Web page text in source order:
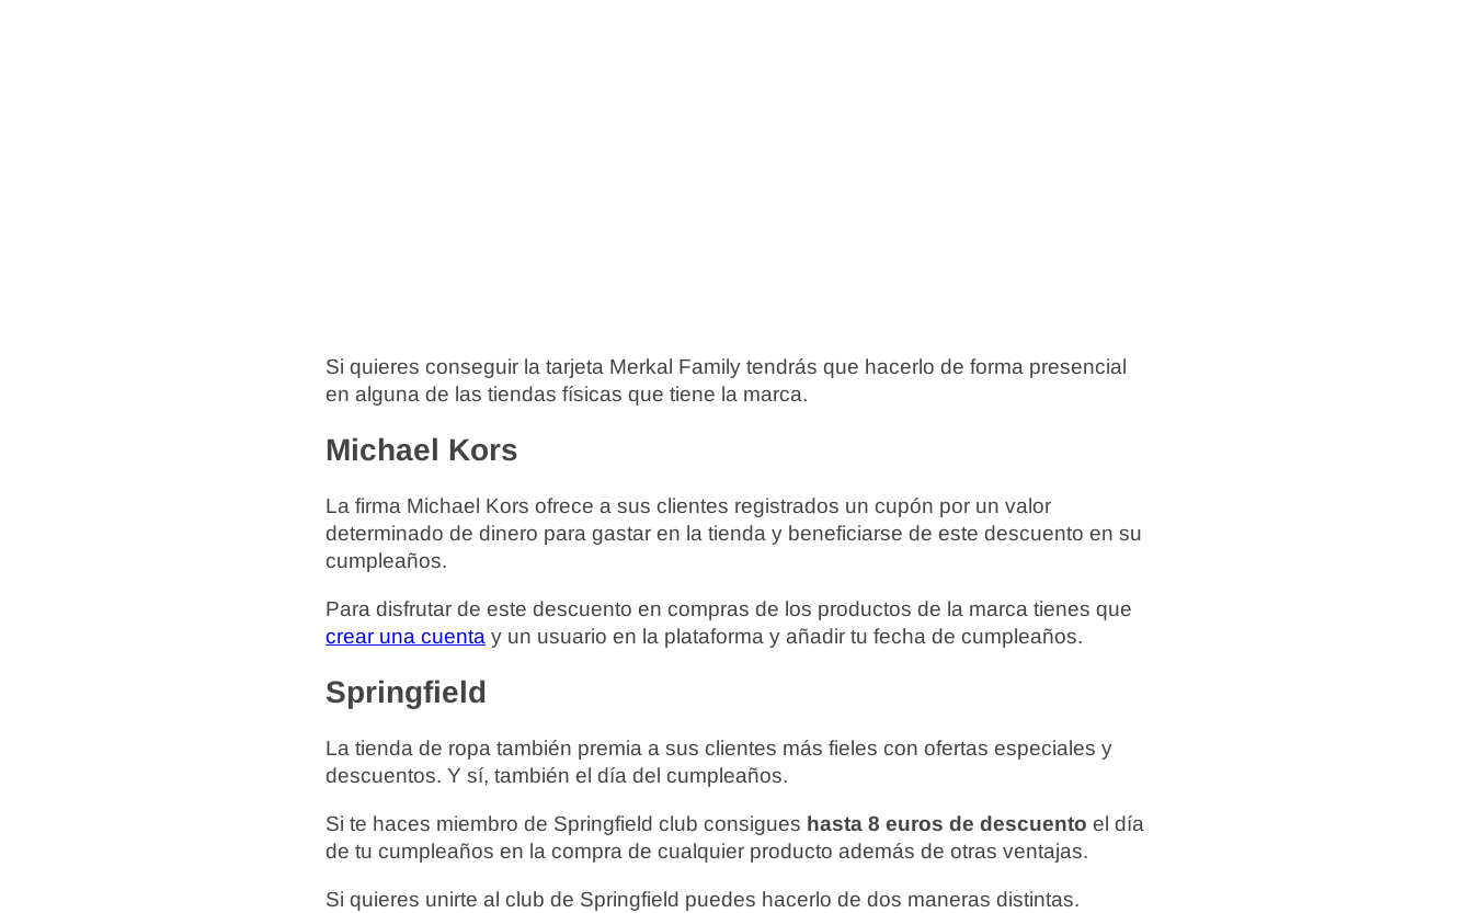
Si quieres conseguir la tarjeta Merkal Family tendrás que hacerlo de forma presencial
en alguna de las tiendas físicas que tiene la marca.
Michael Kors
La firma Michael Kors ofrece a sus clientes registrados un cupón por un valor
determinado de dinero para gastar en la tienda y beneficiarse de este descuento en su
cumpleaños.
Para disfrutar de este descuento en compras de los productos de la marca tienes que
crear una cuenta y un usuario en la plataforma y añadir tu fecha de cumpleaños.
Springfield
La tienda de ropa también premia a sus clientes más fieles con ofertas especiales y
descuentos. Y sí, también el día del cumpleaños.
Si te haces miembro de Springfield club consigues hasta 8 euros de descuento el día
de tu cumpleaños en la compra de cualquier producto además de otras ventajas.
Si quieres unirte al club de Springfield puedes hacerlo de dos maneras distintas.